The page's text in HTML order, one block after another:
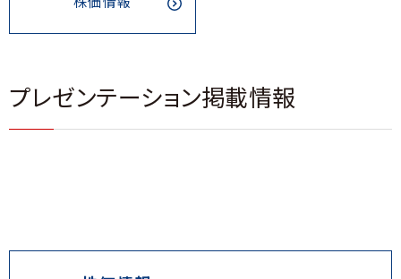
株価情報
プレゼンテーション掲載情報